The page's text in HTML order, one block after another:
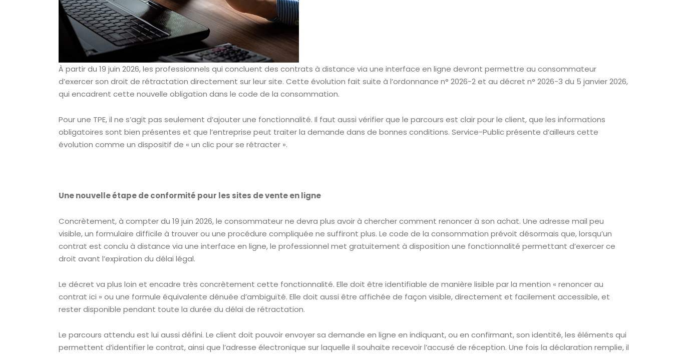
À partir du 19 juin 2026, les professionnels qui concluent des contrats à distance via une interface en ligne devront permettre au consommateur
d’exercer son droit de rétractation directement sur leur site. Cette évolution fait suite à l’ordonnance n° 2026-2 et au décret n° 2026-3 du 5 janvier 2026,
qui encadrent cette nouvelle obligation dans le code de la consommation.
Pour une TPE, il ne s’agit pas seulement d’ajouter une fonctionnalité. Il faut aussi vérifier que le parcours est clair pour le client, que les informations
obligatoires sont bien présentes et que l’entreprise peut traiter la demande dans de bonnes conditions. Service-Public présente d’ailleurs cette
évolution comme un dispositif de « un clic pour se rétracter ».
Une nouvelle étape de conformité pour les sites de vente en ligne
Concrètement, à compter du 19 juin 2026, le consommateur ne devra plus avoir à chercher comment renoncer à son achat. Une adresse mail peu
visible, un formulaire difficile à trouver ou une procédure compliquée ne suffiront plus. Le code de la consommation prévoit désormais que, lorsqu’un
contrat est conclu à distance via une interface en ligne, le professionnel met gratuitement à disposition une fonctionnalité permettant d’exercer ce
droit avant l’expiration du délai légal.
Le décret va plus loin et encadre très concrètement cette fonctionnalité. Elle doit être identifiable de manière lisible par la mention « renoncer au
contrat ici » ou une formule équivalente dénuée d’ambiguïté. Elle doit aussi être affichée de façon visible, directement et facilement accessible, et
rester disponible pendant toute la durée du délai de rétractation.
Le parcours attendu est lui aussi défini. Le client doit pouvoir envoyer sa demande en ligne en indiquant, ou en confirmant, son identité, les éléments qui
permettent d’identifier le contrat, ainsi que l’adresse électronique sur laquelle il souhaite recevoir l’accusé de réception. Une fois la déclaration remplie, il